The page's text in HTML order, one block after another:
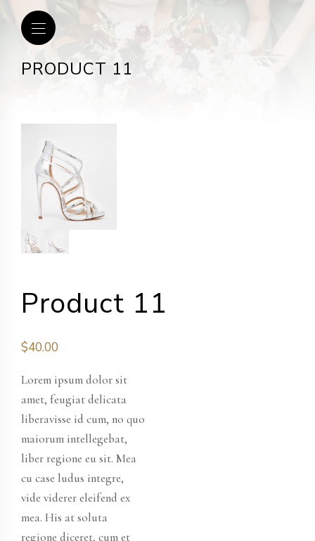
PRODUCT 11
Product 11
$40.00
Lorem ipsum dolor sit
amet, feugiat delicata
liberavisse id cum, no quo
maiorum intellegebat,
liber regione eu sit. Mea
cu case ludus integre,
vide viderer eleifend ex
mea. His at soluta
regione diceret, cum et